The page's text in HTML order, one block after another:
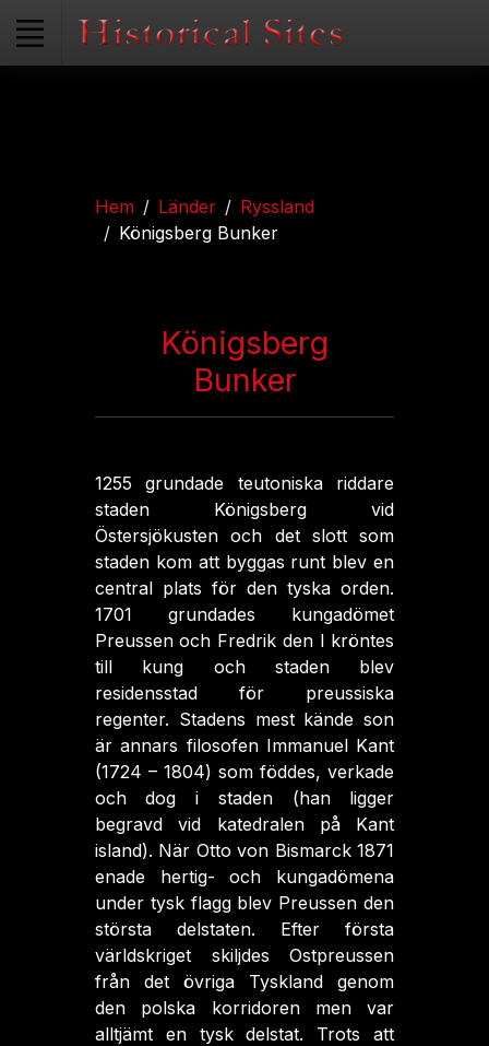
Hem Länder
Ryssland
Königsberg Bunker
Königsberg
Bunker
1255 grundade teutoniska riddare
staden Königsberg vid
Östersjökusten och det slott som
staden kom att byggas runt blev en
central plats för den tyska orden.
1701 grundades kungadömet
Preussen och Fredrik den I kröntes
till kung och staden blev
residensstad för preussiska
regenter. Stadens mest kände son
är annars filosofen Immanuel Kant
(1724 – 1804) som föddes, verkade
och dog i staden (han ligger
begravd vid katedralen på Kant
island). När Otto von Bismarck 1871
enade hertig- och kungadömena
under tysk flagg blev Preussen den
största delstaten. Efter första
världskriget skiljdes Ostpreussen
från det övriga Tyskland genom
den polska korridoren men var
alltjämt en tysk delstat. Trots att